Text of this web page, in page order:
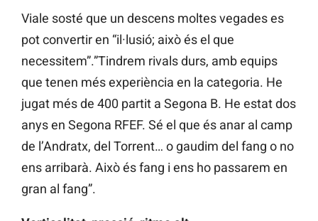
Viale sosté que un descens moltes vegades es
pot convertir en “il·lusió; això és el que
necessitem”.”Tindrem rivals durs, amb equips
que tenen més experiència en la categoria. He
jugat més de 400 partit a Segona B. He estat dos
anys en Segona RFEF. Sé el que és anar al camp
de l’Andratx, del Torrent… o gaudim del fang o no
ens arribarà. Això és fang i ens ho passarem en
gran al fang”.